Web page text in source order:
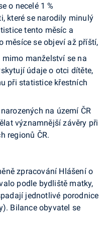
o necelé 1 %
které se narodily minulý
tento měsíc a
měsíce se objeví až příští,
manželství se na
údaje o otci dítěte,
při statistice křestních
na území ČR
významnější závěry při
regionů ČR.
zpracování Hlášení o
podle bydliště matky,
jednotlivé porodnice
Bilance obyvatel se